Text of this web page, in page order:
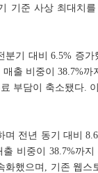
기준 사상 최대치
기 대비 6.5% 증
매출 비중이 38.7%
부담이 축소됐다.
며 전년 동기 대비
비중이 38.7%까
했으며, 기존 웹스